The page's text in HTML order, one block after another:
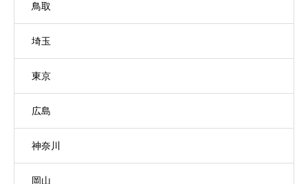
鳥取
埼玉
東京
広島
神奈川
岡山